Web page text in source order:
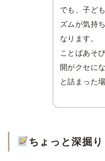
でも、子ど
ズムが気持
なります。
ことばあそ
開がクセに
と詰まった
ちょっと深掘り